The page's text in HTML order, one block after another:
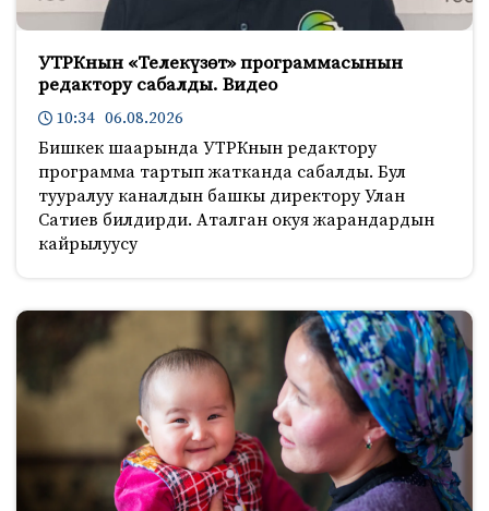
УТРКнын «Телекүзөт» программасынын
редактору сабалды. Видео
10:34 06.08.2026
Бишкек шаарында УТРКнын редактору
программа тартып жатканда сабалды. Бул
тууралуу каналдын башкы директору Улан
Сатиев билдирди. Аталган окуя жарандардын
кайрылуусу